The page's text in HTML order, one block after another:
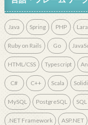
Java Spring PHP
Ruby on Rails Go
HTML/CSS Typescript
C# C++ Scala
MySQL PostgreSQL
.NET Framework ASP.NET